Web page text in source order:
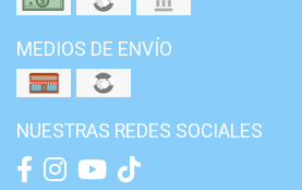
MEDIOS DE ENVÍO
NUESTRAS REDES SOCIALES